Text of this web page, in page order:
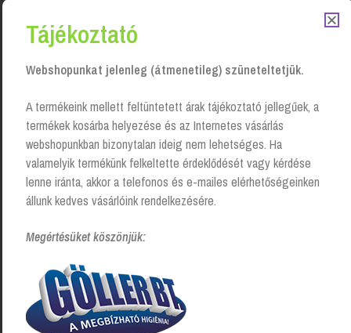
Kapcsolódó Termékek
Tájékoztató
Webshopunkat jelenleg (átmenetileg) szüneteltetjük.
A termékeink mellett feltüntetett árak tájékoztató jellegűek, a
termékek kosárba helyezése és az Internetes vásárlás
webshopunkban bizonytalan ideig nem lehetséges. Ha
valamelyik termékünk felkeltette érdeklődését vagy kérdése
lenne iránta, akkor a telefonos és e-mailes elérhetőségeinken
állunk kedves vásárlóink rendelkezésére.
Megértésüket köszönjük: